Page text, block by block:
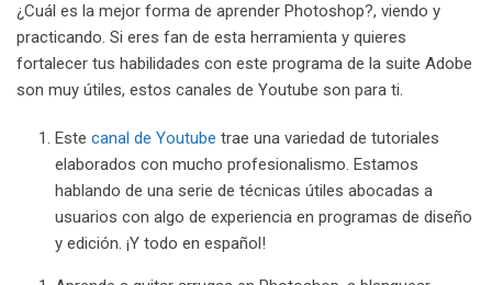
¿Cuál es la mejor forma de aprender Photoshop?, viendo y
practicando. Si eres fan de esta herramienta y quieres
fortalecer tus habilidades con este programa de la suite Adobe
son muy útiles, estos canales de Youtube son para ti.
Este canal de Youtube trae una variedad de tutoriales
elaborados con mucho profesionalismo. Estamos
hablando de una serie de técnicas útiles abocadas a
usuarios con algo de experiencia en programas de diseño
y edición. ¡Y todo en español!